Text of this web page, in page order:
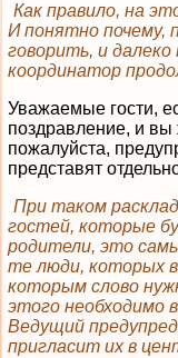
Как правило, на
И понятно почему,
говорить, и
координатор
Уважаемые гости,
поздравление, и вы
пожалуйста,
представят
При таком
гостей, которые
родители, это
те люди, которых
которым слово
этого необходимо
Ведущий
пригласит их в